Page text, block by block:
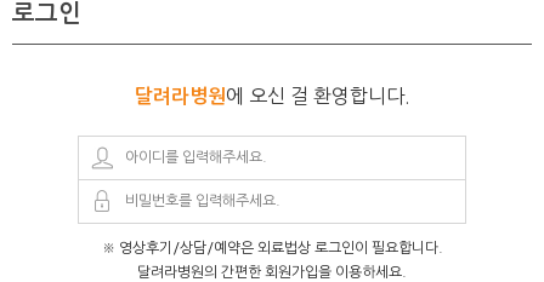
로그인
달려라병원 에 오신 걸 환영합니다.
※ 영상후기/상담/예약은 외료법상 로그인이 필요합니다.
달려라병원의 간편한 회원가입을 이용하세요.